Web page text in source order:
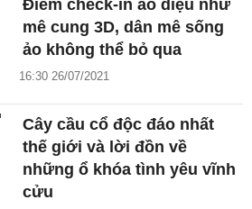
Điểm check-in ảo diệu như
mê cung 3D, dân mê sống
ảo không thể bỏ qua
16:30 26/07/2021
Cây cầu cổ độc đáo nhất
thế giới và lời đồn về
những ổ khóa tình yêu vĩnh
cửu